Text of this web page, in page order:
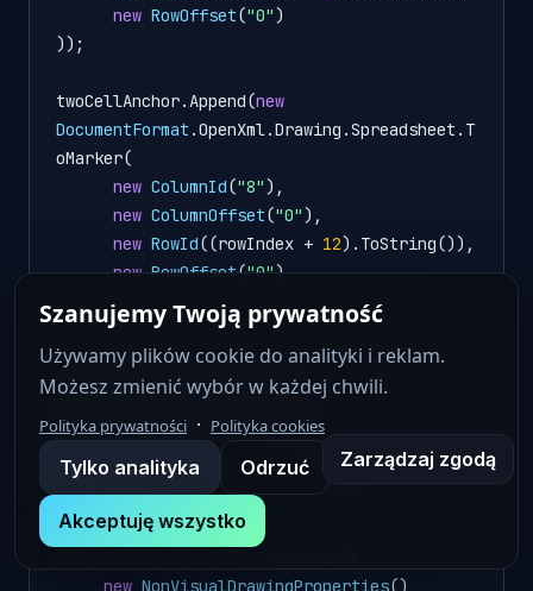
new RowOffset("0")
));
twoCellAnchor.Append(new
DocumentFormat .OpenXml.Drawing.Spreadsheet.T
oMarker(
new ColumnId("8"),
new ColumnOffset("0"),
new RowId((rowIndex + 12).ToString()),
new RowOffset("0")
// Append GraphicFrame to TwoCellAnchor
GraphicFrame graphicFrame =
twoCellAnchor.AppendChild( new
GraphicFrame());
graphicFrame.Macro = string.Empty;
graphicFrame.Append( new
new NonVisualDrawingProperties()
Szanujemy Twoją prywatność
Używamy plików cookie do analityki i reklam.
Możesz zmienić wybór w każdej chwili.
Polityka prywatności · Polityka cookies
Tylko analityka Odrzuć
Akceptuję wszystko
Zarządzaj zgodą